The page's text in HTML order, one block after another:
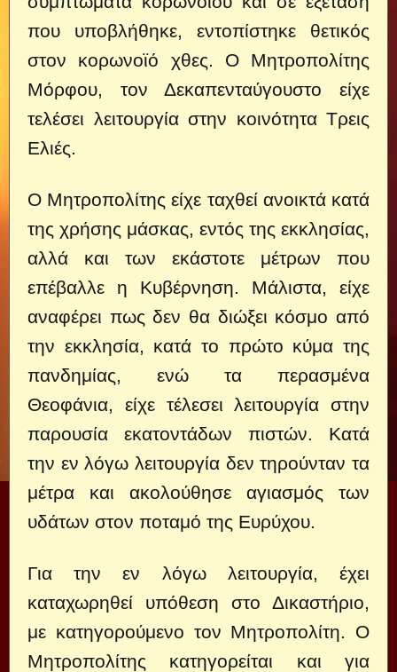
που υποβλήθηκε, εντοπίστηκε θετικός
στον κορωνοϊό χθες. Ο Μητροπολίτης
Μόρφου, τον Δεκαπενταύγουστο είχε
τελέσει λειτουργία στην κοινότητα Τρεις
Ελιές.
Ο Μητροπολίτης είχε ταχθεί ανοικτά κατά
της χρήσης μάσκας, εντός της εκκλησίας,
αλλά και των εκάστοτε μέτρων που
επέβαλλε η Κυβέρνηση. Μάλιστα, είχε
αναφέρει πως δεν θα διώξει κόσμο από
την εκκλησία, κατά το πρώτο κύμα της
πανδημίας, ενώ τα περασμένα
Θεοφάνια, είχε τέλεσει λειτουργία στην
παρουσία εκατοντάδων πιστών. Κατά
την εν λόγω λειτουργία δεν τηρούνταν τα
μέτρα και ακολούθησε αγιασμός των
υδάτων στον ποταμό της Ευρύχου.
Για την εν λόγω λειτουργία, έχει
καταχωρηθεί υπόθεση στο Δικαστήριο,
με κατηγορούμενο τον Μητροπολίτη. Ο
Μητροπολίτης κατηγορείται και για